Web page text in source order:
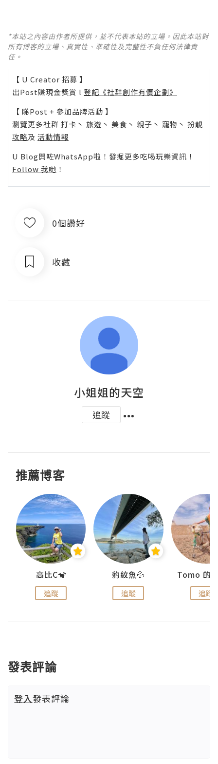
*本站之內容由作者所提供，並不代表本站的立場。因此本站對
所有博客的立場、真實性、準確性及完整性不負任何法律責
任。
【 U Creator 招募 】
出Post賺現金獎賞 l 登記《社群創作有價企劃》
【 睇Post + 參加品牌活動 】
瀏覽更多社群 打卡 丶 旅遊 丶 美食 丶 親子 丶 寵物 丶 扮靚
攻略及 活動情報
U Blog開咗WhatsApp啦！發掘更多吃喝玩樂資訊！
Follow 我哋 ！
0個讚好
收藏
小姐姐的天空
追蹤
推薦博客
高比C🐒
追蹤
豹紋魚💦
追蹤 追蹤
發表評論
登入發表評論